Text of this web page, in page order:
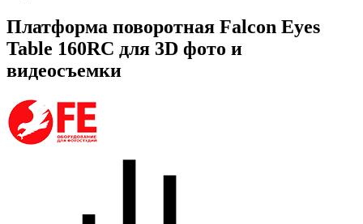
Платформа поворотная Falcon Eyes
Table 160RC для 3D фото и
видеосъемки